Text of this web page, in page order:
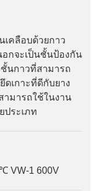
คลือบด้วยกาว
กจะเป็นชั้นป้องกัน
นกาวที่สามารถ
เกาะที่ดีกับยาง
ามารถใช้ในงาน
ประเภท
VW-1 600V